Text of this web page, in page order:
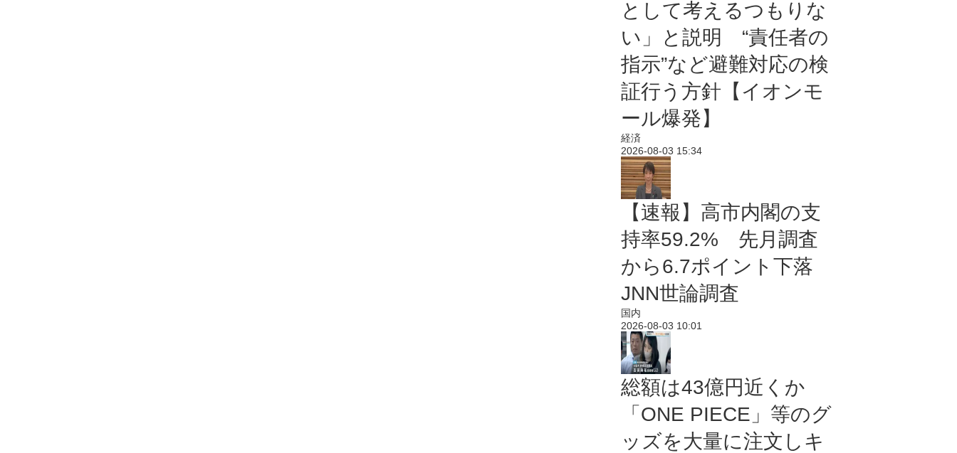
として考えるつもりな
い」と説明 “責任者の
指示”など避難対応の検
証行う方針【イオンモ
ール爆発】
経済
2026-08-03 15:34
【速報】高市内閣の支
持率59.2% 先月調査
から6.7ポイント下落
JNN世論調査
国内
2026-08-03 10:01
総額は43億円近くか
「ONE PIECE」等のグ
ッズを大量に注文しキ